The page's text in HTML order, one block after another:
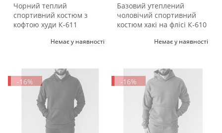
Чорний теплий
спортивний костюм з
кофтою худи К-611
Немає у наявності
Базовий утеплений
чоловічий спортивний
костюм хакі на флісі К-610
Немає у наявності
-16% -16%